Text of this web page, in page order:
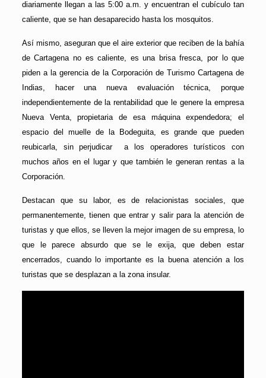
diariamente llegan a las 5:00 a.m. y encuentran el cubículo tan
caliente, que se han desaparecido hasta los mosquitos.
Así mismo, aseguran que el aire exterior que reciben de la bahía
de Cartagena no es caliente, es una brisa fresca, por lo que
piden a la gerencia de la Corporación de Turismo Cartagena de
Indias, hacer una nueva evaluación técnica, porque
independientemente de la rentabilidad que le genere la empresa
Nueva Venta, propietaria de esa máquina expendedora; el
espacio del muelle de la Bodeguita, es grande que pueden
reubicarla, sin perjudicar a los operadores turísticos con
muchos años en el lugar y que también le generan rentas a la
Corporación.
Destacan que su labor, es de relacionistas sociales, que
permanentemente, tienen que entrar y salir para la atención de
turistas y que ellos, se lleven la mejor imagen de su empresa, lo
que le parece absurdo que se le exija, que deben estar
encerrados, cuando lo importante es la buena atención a los
turistas que se desplazan a la zona insular.